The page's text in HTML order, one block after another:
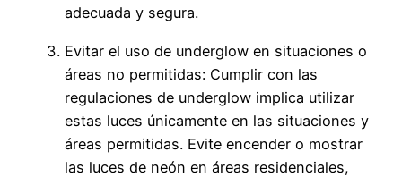
adecuada y segura.
Evitar el uso de underglow en situaciones o
áreas no permitidas: Cumplir con las
regulaciones de underglow implica utilizar
estas luces únicamente en las situaciones y
áreas permitidas. Evite encender o mostrar
las luces de neón en áreas residenciales,